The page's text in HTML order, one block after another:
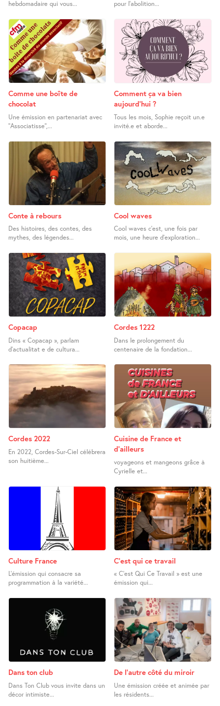
hebdomadaire qui vous... pour l’abolition...
Comme une boîte de
chocolat
Une émission en partenariat avec
’’Associatisse’’,...
Comment ça va bien
aujourd’hui ?
Tous les mois, Sophie reçoit un.e
invité.e et aborde...
Conte à rebours
Des histoires, des contes, des
mythes, des légendes...
Cool waves
Cool waves c’est, une fois par
mois, une heure d’exploration...
Copacap
Dins « Copacap », parlam
d’actualitat e de cultura...
Cordes 1222
Dans le prolongement du
centenaire de la fondation...
Cordes 2022
En 2022, Cordes-Sur-Ciel célébrera
son huitième...
Cuisine de France et
d’ailleurs
voyageons et mangeons grâce à
Cyrielle et...
Culture France
L’émission qui consacre sa
programmation à la variété...
C’est qui ce travail
« C’est Qui Ce Travail » est une
émission qui...
Dans ton club
Dans Ton Club vous invite dans un
décor intimiste...
De l’autre côté du miroir
Une émission créée et animée par
les résidents...